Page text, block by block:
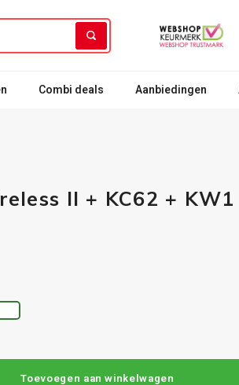
Combi deals Aanbiedingen
II + KC62 +
Toevoegen aan winkelwagen